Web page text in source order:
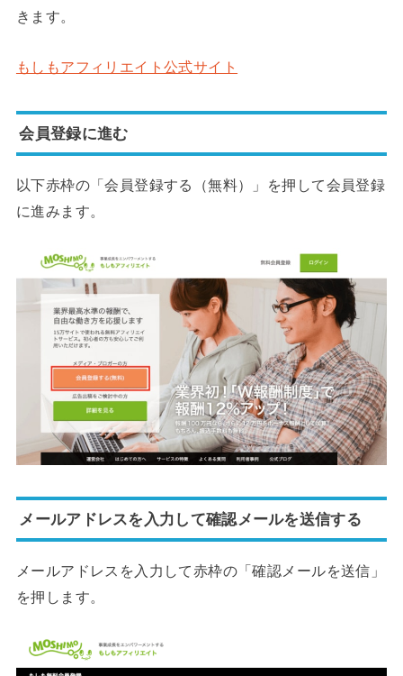
きます。
もしもアフィリエイト公式サイト
会員登録に進む
以下赤枠の「会員登録する（無料）」を押して会員登録
に進みます。
メールアドレスを入力して確認メールを送信する
メールアドレスを入力して赤枠の「確認メールを送信」
を押します。